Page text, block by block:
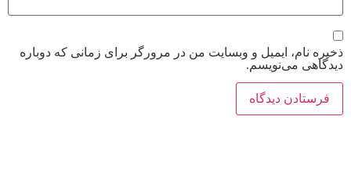
ذخیره نام، ایمیل و وبسایت من در مرورگر برای زمانی که دوباره
دیدگاهی می‌نویسم.